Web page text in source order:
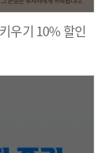
우기 10% 할인